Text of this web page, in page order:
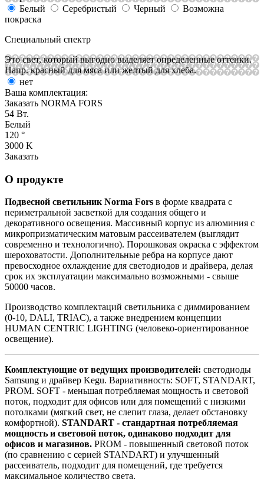
Белый
Серебристый Черный
Возможна
покраска
Специальный спектр
Это свет, который выгодно выделяет определенные оттенки.
Напр. красный для мяса или желтый для хлеба.
нет
Ваша комплектация:
Заказать NORMA FORS
54 Вт.
Белый
120 °
3000 K
Заказать
О продукте
Подвесной светильник Norma Fors в форме квадрата с
периметральной засветкой для создания общего и
декоративного освещения. Массивный корпус из алюминия с
микропризматическим матовым рассеивателем (выглядит
современно и технологично). Порошковая окраска с эффектом
шероховатости. Дополнительные ребра на корпусе дают
превосходное охлаждение для светодиодов и драйвера, делая
срок их эксплуатации максимально возможными - свыше
50000 часов.
Производство комплектаций светильника с диммированием
(0-10, DALI, TRIAC), а также внедрением концепции
HUMAN CENTRIC LIGHTING (человеко-ориентированное
освещение).
Комплектующие от ведущих производителей: светодиоды
Samsung и драйвер Kegu. Вариативность: SOFT, STANDART,
PROM. SOFT - меньшая потребляемая мощность и световой
поток, подходит для офисов или для помещений с низкими
потолками (мягкий свет, не слепит глаза, делает обстановку
комфортной). STANDART - стандартная потребляемая
мощность и световой поток, одинаково подходит для
офисов и магазинов. PROM - повышенный световой поток
(по сравнению с серией STANDART) и улучшенный
рассеиватель, подходит для помещений, где требуется
максимальное количество света.